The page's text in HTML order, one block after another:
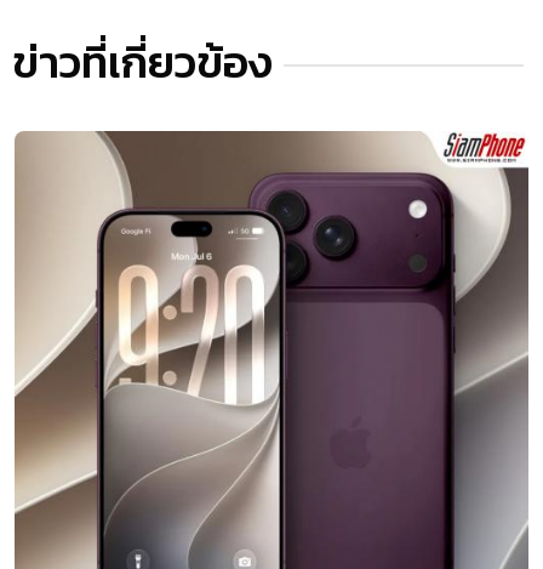
ข่าวที่เกี่ยวข้อง